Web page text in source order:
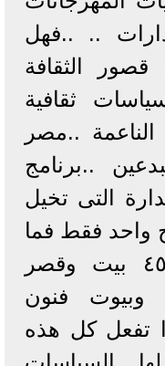
.. ..فهل
قصور الثقافة
ثقافية
..مصر
..برنامج
التى تخيل
واحد فقط فما
بالك بهيئات ثقافية و٤٥٠ بيت وقصر
وبيوت فنون
تفعل كل هذه